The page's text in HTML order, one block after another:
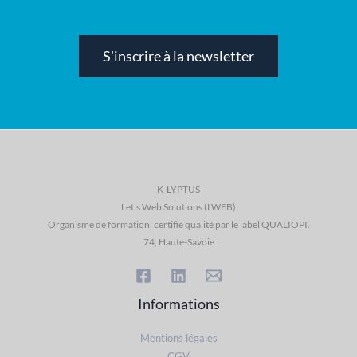
S'inscrire à la newsletter
K-LYPTUS
Let's Web Solutions (LWEB)
Organisme de formation, certifié qualité par le label QUALIOPI.
74, Haute-Savoie
Informations
Mentions légales